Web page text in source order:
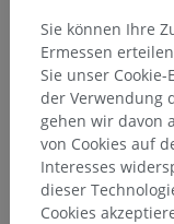
Sie können Ihre
Ermessen
Sie unser
der Verwendung
gehen wir davon
von Cookies auf
Interesses
dieser
Cookies